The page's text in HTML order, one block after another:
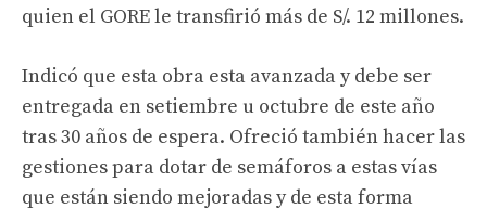
quien el GORE le transfirió más de S/. 12 millones.
Indicó que esta obra esta avanzada y debe ser
entregada en setiembre u octubre de este año
tras 30 años de espera. Ofreció también hacer las
gestiones para dotar de semáforos a estas vías
que están siendo mejoradas y de esta forma